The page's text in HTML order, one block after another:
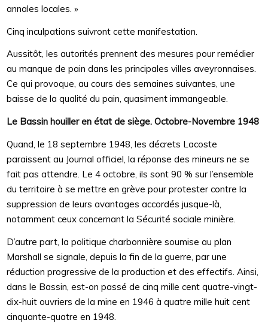
annales locales. »
Cinq inculpations suivront cette manifestation.
Aussitôt, les autorités prennent des mesures pour remédier
au manque de pain dans les principales villes aveyronnaises.
Ce qui provoque, au cours des semaines suivantes, une
baisse de la qualité du pain, quasiment immangeable.
Le Bassin houiller en état de siège. Octobre-Novembre 1948
Quand, le 18 septembre 1948, les décrets Lacoste
paraissent au Journal officiel, la réponse des mineurs ne se
fait pas attendre. Le 4 octobre, ils sont 90 % sur l’ensemble
du territoire à se mettre en grève pour protester contre la
suppression de leurs avantages accordés jusque-là,
notamment ceux concernant la Sécurité sociale minière.
D’autre part, la politique charbonnière soumise au plan
Marshall se signale, depuis la fin de la guerre, par une
réduction progressive de la production et des effectifs. Ainsi,
dans le Bassin, est-on passé de cinq mille cent quatre-vingt-
dix-huit ouvriers de la mine en 1946 à quatre mille huit cent
cinquante-quatre en 1948.